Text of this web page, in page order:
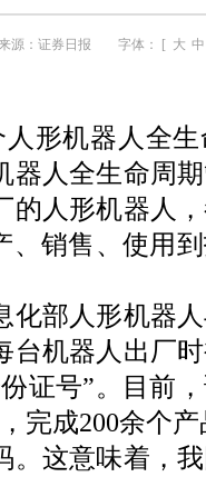
源： 证券日报 字体： [ 大 中
形机器人全生
器人全生命周
的人形机器人
、销售、使用
部人形机器人
台机器人出厂
证号”。目前
完成200余个
。这意味着，